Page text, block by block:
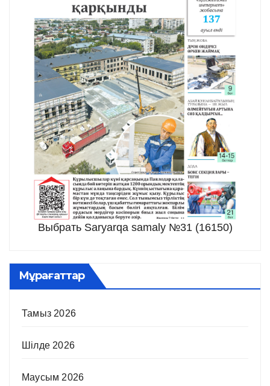
Выбрать Saryarqa samaly №31 (16150)
Мұрағаттар
Тамыз 2026
Шілде 2026
Маусым 2026